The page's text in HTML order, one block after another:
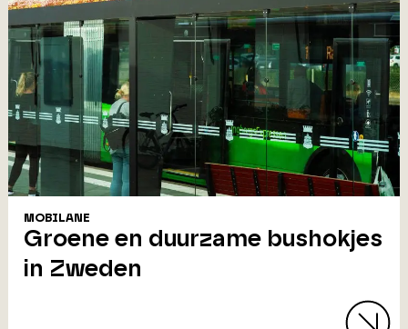
MOBILANE
Groene en duurzame bushokjes
in Zweden